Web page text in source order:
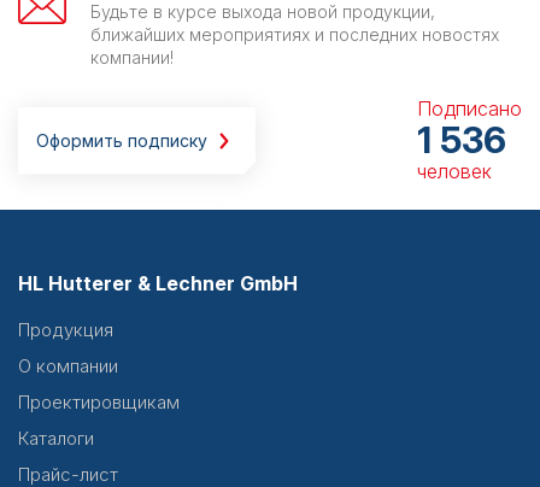
Будьте в курсе выхода новой продукции,
ближайших мероприятиях и последних новостях
компании!
Оформить подписку
Подписано
1 536
человек
HL Hutterer & Lechner GmbH
Продукция
О компании
Проектировщикам
Каталоги
Прайс-лист